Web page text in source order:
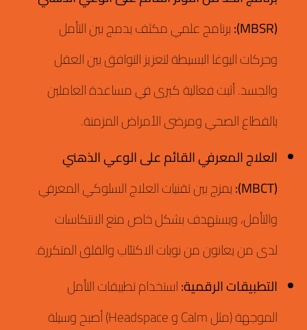
(MBSR):
برنامج علمي مكثف يدمج بين التأمل
وحركات اليوغا البسيطة لتعزيز التوافق بين العقل
والجسد.أثبت فعالية كبرى في مساعدة العاملين
بالقطاع الصحي ومرضى الأمراض المزمنة.
العلاج المعرفي القائم على الوعي الذهني
(MBCT):
يمزج بين تقنيات العلاج السلوكي المعرفي
والتأمل، ويستهدف بشكل خاص منع الانتكاسات
لدى من يعانون من نوبات الاكتئاب والقلق المتكررة.
التطبيقات الرقمية:استخدام تطبيقات التأمل
الموجهة (مثل Calm و Headspace) أصبح وسيلة